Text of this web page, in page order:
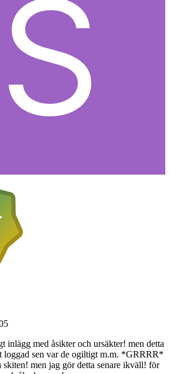
inlägg med åsikter och ursäkter! men detta
loggad sen var de ogiltigt m.m. *GRRRR*
skiten! men jag gör detta senare ikväll! för